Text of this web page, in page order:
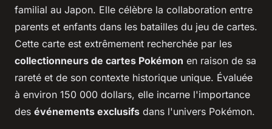
familial au Japon. Elle célèbre la collaboration entre
parents et enfants dans les batailles du jeu de cartes.
Cette carte est extrêmement recherchée par les
collectionneurs de cartes Pokémon en raison de sa
rareté et de son contexte historique unique. Évaluée
à environ 150 000 dollars, elle incarne l'importance
des événements exclusifs dans l'univers Pokémon.